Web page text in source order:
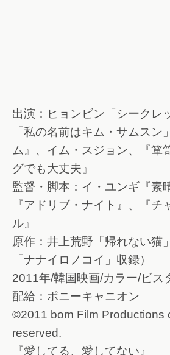
出演：ヒョンビン「シークレ
「私の名前はキム・サムスン
ム』、イム・スジョン、『箪
グでも大丈夫』
監督・脚本：イ・ユンギ『素
『アドリブ・ナイト』、『チ
ル』
原作：井上荒野「帰れない猫
「ナナイロノコイ」収録）
2011年/韓国映画/カラー/ビス
配給：ポニーキャニオン
©2011 bom Film Productions
reserved.
『愛してる、愛してない』